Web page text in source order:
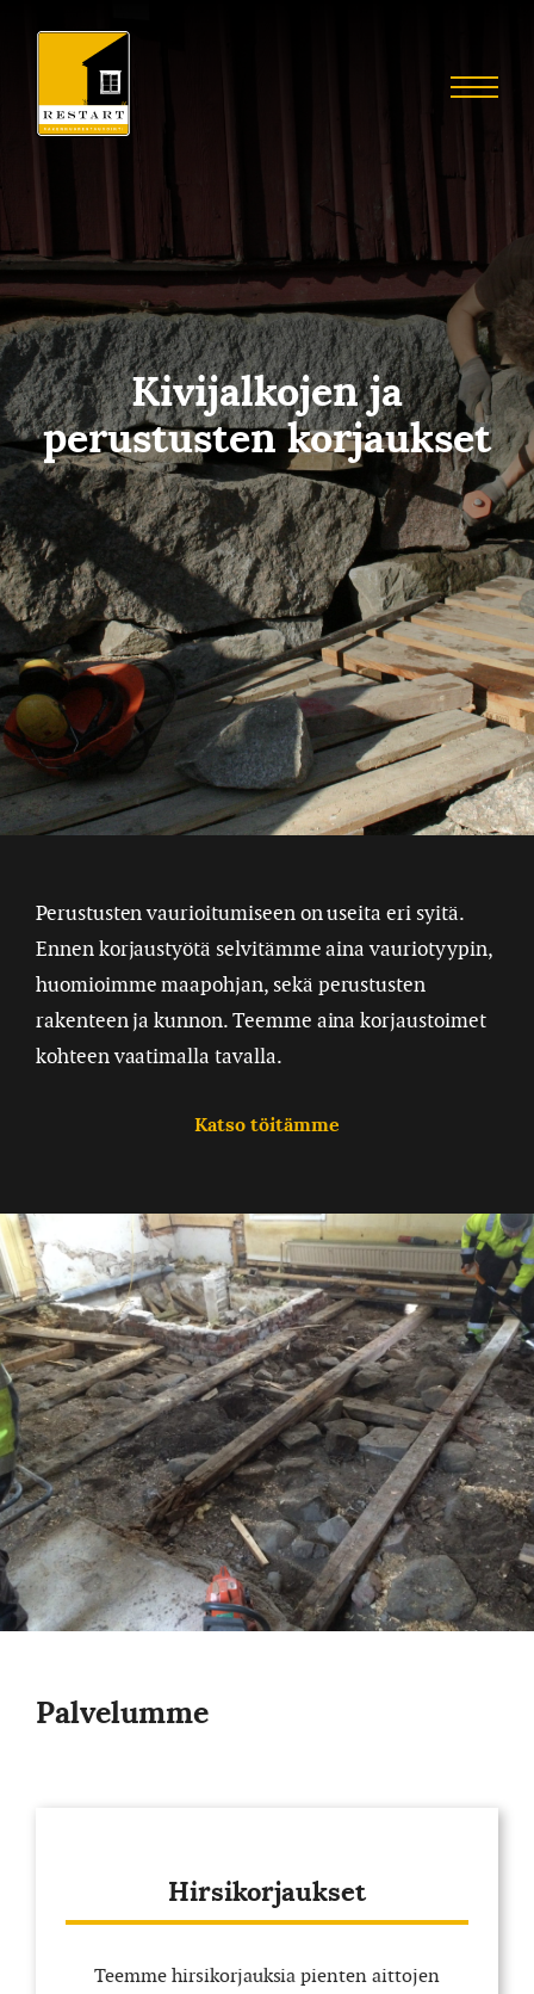
Restart
Kivijalkojen ja
perustusten korjaukset
Perustusten vaurioitumiseen on useita eri syitä.
Ennen korjaustyötä selvitämme aina vauriotyypin,
huomioimme maapohjan, sekä perustusten
rakenteen ja kunnon. Teemme aina korjaustoimet
kohteen vaatimalla tavalla.
Katso töitämme
Palvelumme
Hirsikorjaukset
Teemme hirsikorjauksia pienten aittojen